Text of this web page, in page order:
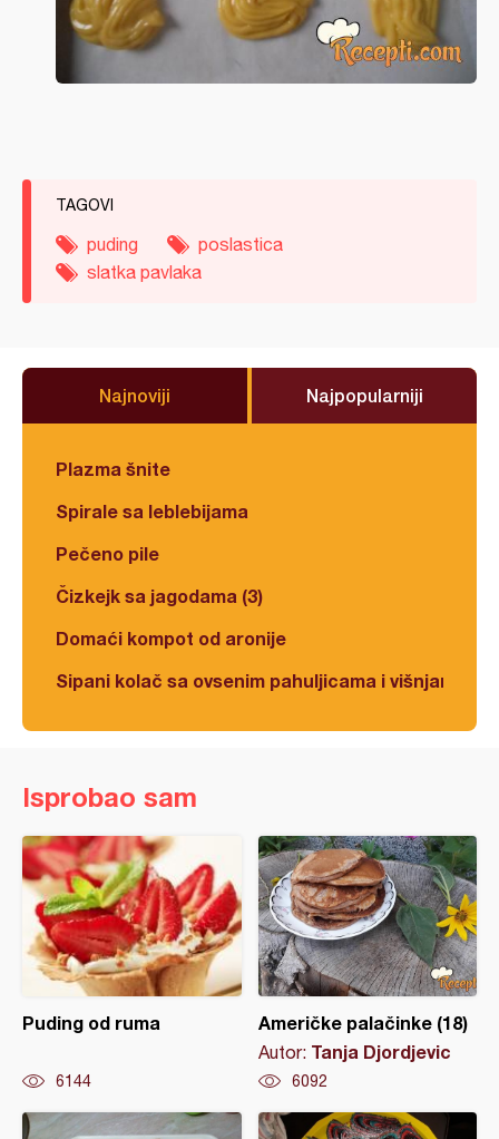
TAGOVI
puding
poslastica
slatka pavlaka
Najnoviji Najpopularniji
Plazma šnite
Spirale sa leblebijama
Pečeno pile
Čizkejk sa jagodama (3)
Domaći kompot od aronije
Sipani kolač sa ovsenim pahuljicama i višnjama
Isprobao sam
Puding od ruma
6144
Američke palačinke (18)
Autor: Tanja Djordjevic
6092